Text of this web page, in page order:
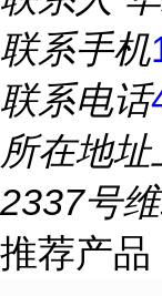
联系手机
联系电话
所在地址
2337号
推荐产品